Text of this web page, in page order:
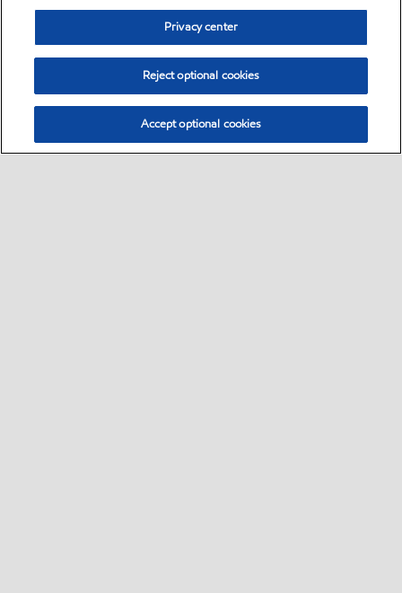
Privacy center
Reject optional cookies
Accept optional cookies